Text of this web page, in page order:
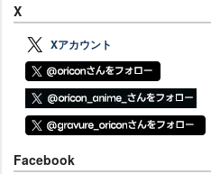
X
Xアカウント
Facebook